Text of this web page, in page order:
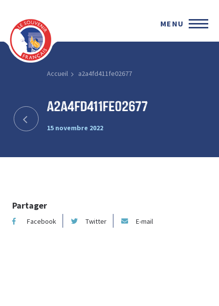
MENU
Accueil a2a4fd411fe02677
a2a4fd411fe02677
15 novembre 2022
Partager
Facebook Twitter E-mail